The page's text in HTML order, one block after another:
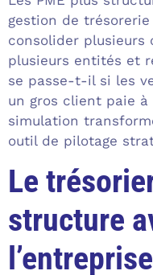
gestion de
consolider plusieurs
plusieurs entités et
se passe-t-il si les
un gros client paie
simulation
outil de pilotage
Le
structure
l’entreprise